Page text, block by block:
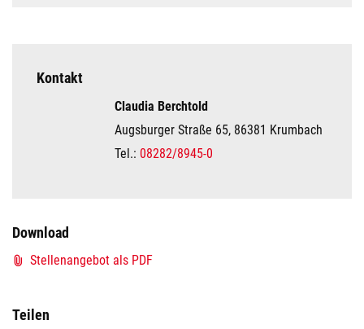
Kontakt
Claudia Berchtold
Augsburger Straße 65, 86381 Krumbach
Tel.: 08282/8945-0
Download
Stellenangebot als PDF
Teilen